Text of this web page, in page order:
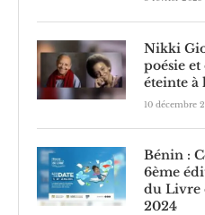
Nikki
poésie et
éteinte à
10 décembre
Bénin :
6ème
du Livre
2024